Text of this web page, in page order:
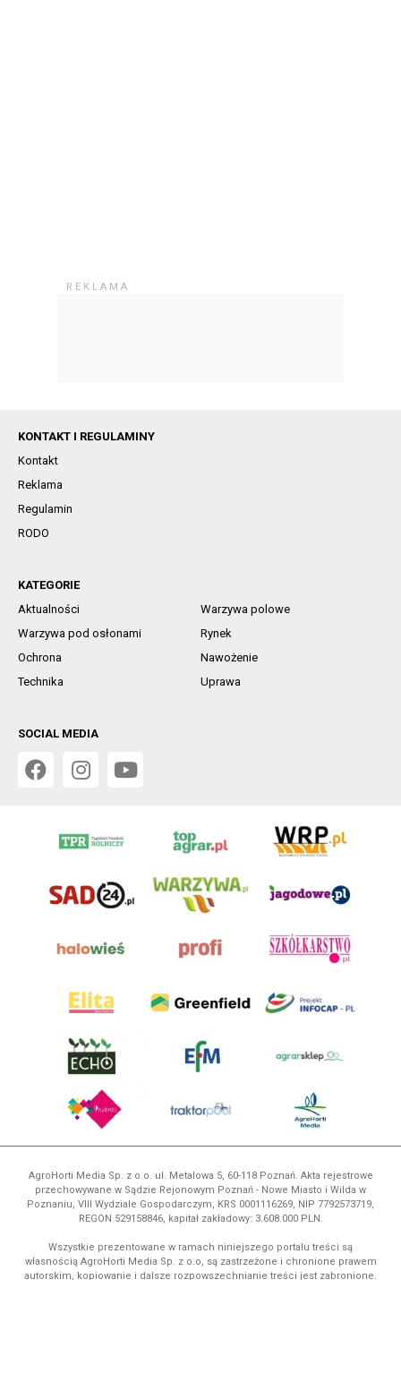
KONTAKT I REGULAMINY
Kontakt
Reklama
Regulamin
RODO
KATEGORIE
Aktualności
Warzywa polowe
Warzywa pod osłonami
Rynek
Ochrona
Nawożenie
Technika
Uprawa
SOCIAL MEDIA
AgroHorti Media Sp. z o.o. ul. Metalowa 5, 60-118 Poznań. Akta rejestrowe
przechowywane w Sądzie Rejonowym Poznań - Nowe Miasto i Wilda w
Poznaniu, VIII Wydziale Gospodarczym, KRS 0001116269, NIP 7792573719,
REGON 529158846, kapitał zakładowy: 3.608.000 PLN.
Wszystkie prezentowane w ramach niniejszego portalu treści są
własnością AgroHorti Media Sp. z o.o, są zastrzeżone i chronione prawem
autorskim, kopiowanie i dalsze rozpowszechnianie treści jest zabronione.